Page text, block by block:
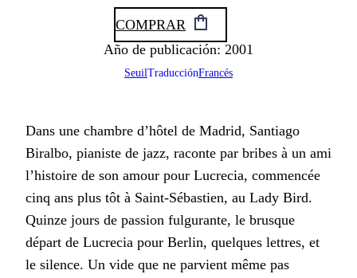
COMPRAR
Año de publicación: 2001
SeuilTraducciónFrancés
Dans une chambre d’hôtel de Madrid, Santiago
Biralbo, pianiste de jazz, raconte par bribes à un ami
l’histoire de son amour pour Lucrecia, commencée
cinq ans plus tôt à Saint-Sébastien, au Lady Bird.
Quinze jours de passion fulgurante, le brusque
départ de Lucrecia pour Berlin, quelques lettres, et
le silence. Un vide que ne parvient même pas